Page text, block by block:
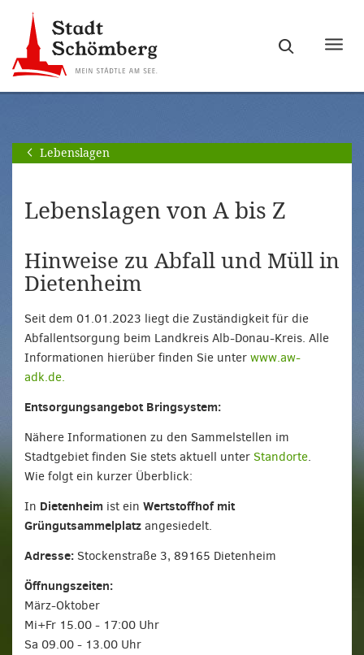
Hauptnavigation
springen
[Alt]+
Seiteninhalt
springen
[Alt]+
Lebenslagen
Lebenslagen von A bis Z
Hinweise zu Abfall und Müll in
Dietenheim
Seit dem 01.01.2023 liegt die Zuständigkeit für die
Abfallentsorgung beim Landkreis Alb-Donau-Kreis. Alle
Informationen hierüber finden Sie unter www.aw-
adk.de.
Entsorgungsangebot Bringsystem:
Nähere Informationen zu den Sammelstellen im
Stadtgebiet finden Sie stets aktuell unter Standorte.
Wie folgt ein kurzer Überblick:
In Dietenheim ist ein Wertstoffhof mit
Grüngutsammelplatz angesiedelt.
Adresse: Stockenstraße 3, 89165 Dietenheim
Öffnungszeiten:
März-Oktober
Mi+Fr 15.00 - 17:00 Uhr
Sa 09.00 - 13.00 Uhr